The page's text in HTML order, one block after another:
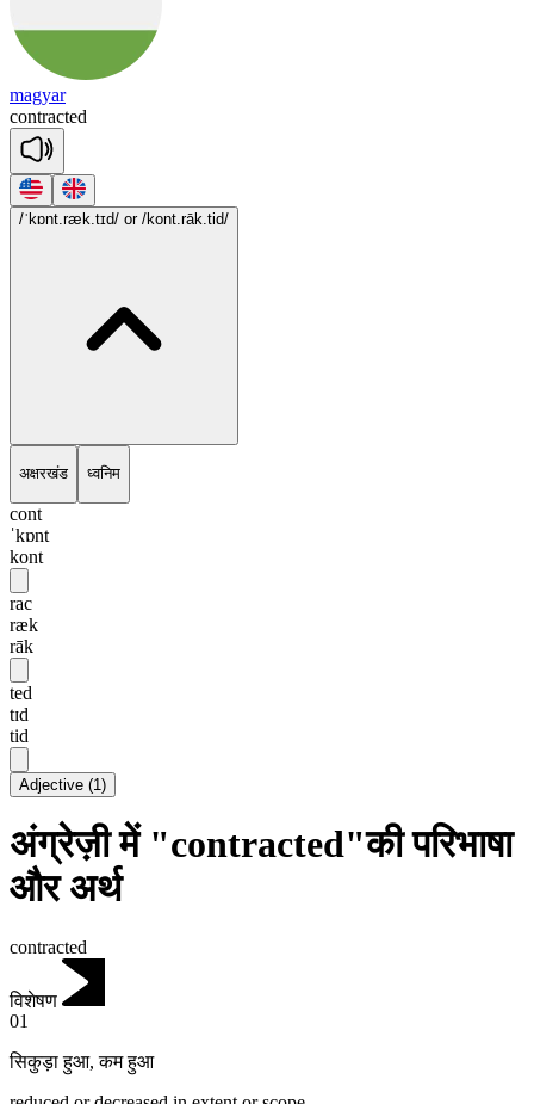
magyar
contracted
/ˈkɒnt.ræk.tɪd/ or /kont.rāk.tid/
अक्षरखंड ध्वनिम
cont
ˈkɒnt
kont
rac
ræk
rāk
ted
tɪd
tid
Adjective (1)
अंग्रेज़ी में "contracted"की परिभाषा
और अर्थ
contracted
विशेषण
01
सिकुड़ा हुआ,कम हुआ